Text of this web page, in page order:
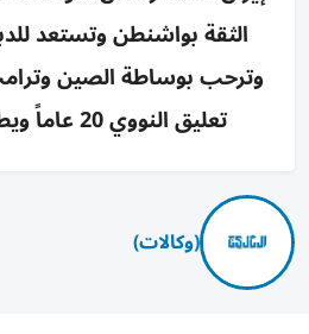
الثقة بواشنطن وتستعد
وترحب بوساطة الصين
تعليق النووي 20 عاماً ويطالب بفتح هرمز
(وكالات)